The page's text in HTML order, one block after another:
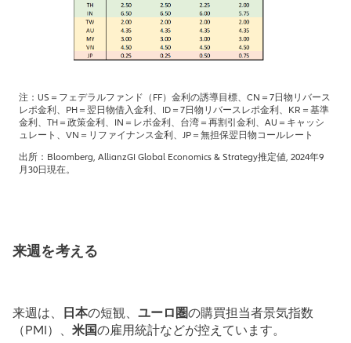
注：US＝フェデラルファンド（FF）金利の誘導目標、CN＝7日物リバース
レポ金利、PH＝翌日物借入金利、ID＝7日物リバースレポ金利、KR＝基準
金利、TH＝政策金利、IN＝レポ金利、台湾＝再割引金利、AU＝キャッシ
ュレート、VN＝リファイナンス金利、JP＝無担保翌日物コールレート
出所：Bloomberg, AllianzGI Global Economics & Strategy推定値, 2024年9
月30日現在。
来週を考える
来週は、 日本の短観、 ユーロ圏の購買担当者景気指数
（PMI）、 米国の雇用統計などが控えています。